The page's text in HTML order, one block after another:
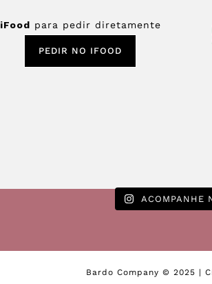
iFood para pedir diretamente
PEDIR NO IFOOD
ACOMPANHE
Bardo Company © 2025 |